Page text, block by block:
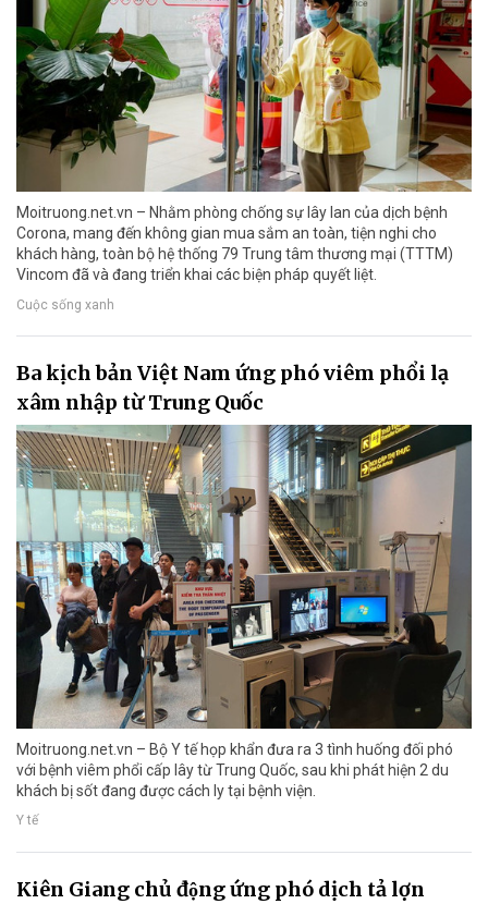
Moitruong.net.vn – Nhằm phòng chống sự lây lan của dịch bệnh
Corona, mang đến không gian mua sắm an toàn, tiện nghi cho
khách hàng, toàn bộ hệ thống 79 Trung tâm thương mại (TTTM)
Vincom đã và đang triển khai các biện pháp quyết liệt.
Cuộc sống xanh
Ba kịch bản Việt Nam ứng phó viêm phổi lạ
xâm nhập từ Trung Quốc
Moitruong.net.vn – Bộ Y tế họp khẩn đưa ra 3 tình huống đối phó
với bệnh viêm phổi cấp lây từ Trung Quốc, sau khi phát hiện 2 du
khách bị sốt đang được cách ly tại bệnh viện.
Y tế
Kiên Giang chủ động ứng phó dịch tả lợn